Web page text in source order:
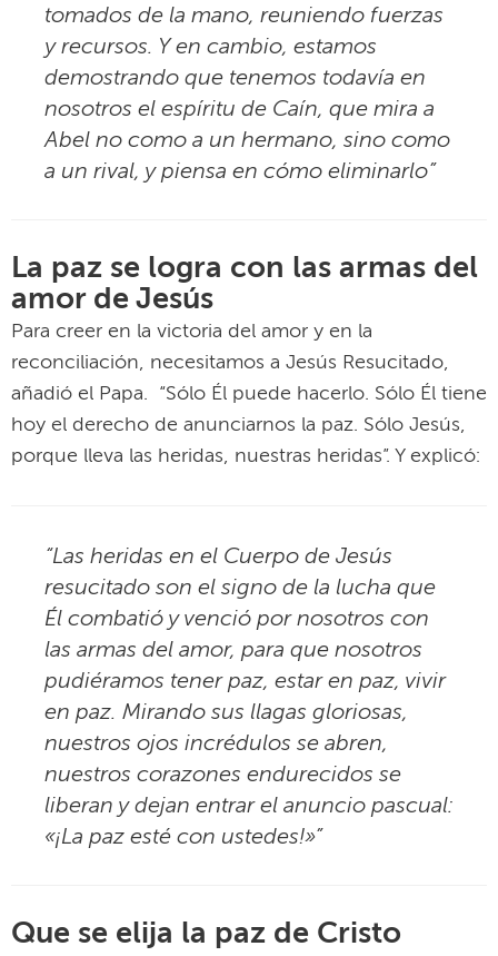
tomados de la mano, reuniendo fuerzas
y recursos. Y en cambio, estamos
demostrando que tenemos todavía en
nosotros el espíritu de Caín, que mira a
Abel no como a un hermano, sino como
a un rival, y piensa en cómo eliminarlo”
La paz se logra con las armas del
amor de Jesús
Para creer en la victoria del amor y en la
reconciliación, necesitamos a Jesús Resucitado,
añadió el Papa. “Sólo Él puede hacerlo. Sólo Él tiene
hoy el derecho de anunciarnos la paz. Sólo Jesús,
porque lleva las heridas, nuestras heridas”. Y explicó:
“Las heridas en el Cuerpo de Jesús
resucitado son el signo de la lucha que
Él combatió y venció por nosotros con
las armas del amor, para que nosotros
pudiéramos tener paz, estar en paz, vivir
en paz. Mirando sus llagas gloriosas,
nuestros ojos incrédulos se abren,
nuestros corazones endurecidos se
liberan y dejan entrar el anuncio pascual:
«¡La paz esté con ustedes!»”
Que se elija la paz de Cristo